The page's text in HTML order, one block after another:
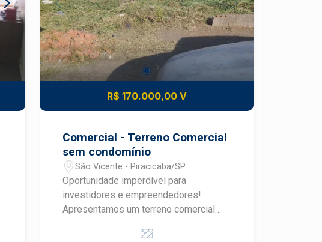
R$ 170.000,00 V
Comercial - Terreno Comercial
sem condomínio
São Vicente - Piracicaba/SP
Oportunidade imperdível para
investidores e empreendedores!
Apresentamos um terreno comercial
Vicente, em Piracicaba/SP. Este terreno